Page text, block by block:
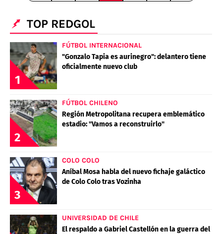
TOP REDGOL
1
FÚTBOL INTERNACIONAL
"Gonzalo Tapia es aurinegro": delantero tiene
oficialmente nuevo club
2
FÚTBOL CHILENO
Región Metropolitana recupera emblemático
estadio: "Vamos a reconstruirlo"
3
COLO COLO
Aníbal Mosa habla del nuevo fichaje galáctico
de Colo Colo tras Vozinha
UNIVERSIDAD DE CHILE
El respaldo a Gabriel Castellón en la guerra del